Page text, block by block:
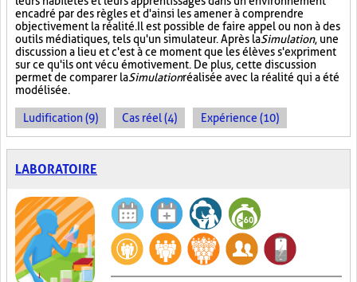
encadré par des règles et d'ainsi les amener à comprendre
objectivement la réalité. Il est possible de faire appel ou non à des
outils médiatiques, tels qu'un simulateur. Après laSimulation, une
discussion a lieu et c'est à ce moment que les élèves s'expriment
sur ce qu'ils ont vécu émotivement. De plus, cette discussion
permet de comparer laSimulationréalisée avec la réalité qui a été
modélisée.
Ludification (9) Cas réel (4) Expérience (10)
LABORATOIRE